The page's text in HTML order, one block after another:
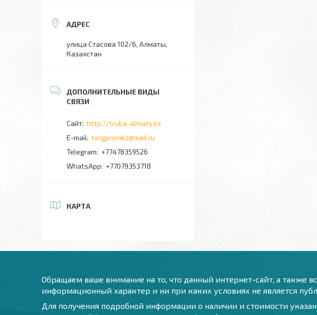
улица Стасова 102/6, Алматы,
Казахстан
http://truba-almaty.kz
torgpromkz@mail.ru
+77478359526
+77079353718
КАРТА
Обращаем ваше внимание на то, что данный интернет-сайт, а также
информационный характер и ни при каких условиях не является
Для получения подробной информации о наличии и стоимости